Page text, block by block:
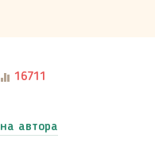
16711
на автора